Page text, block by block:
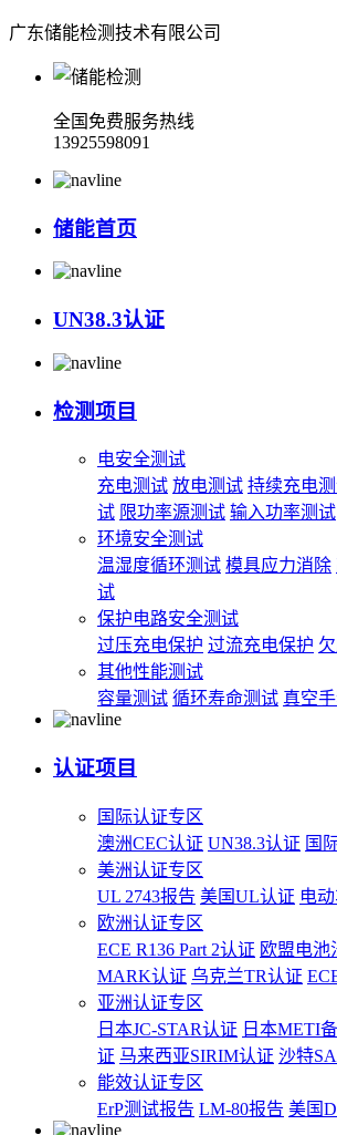
广东储能检测技术有限公司
全国免费服务热线
13925598091
储能首页
UN38.3认证
检测项目
电安全测试
充电测试 放电测试 持续充电
试 限功率源测试 输入功率测试
环境安全测试
温湿度循环测试 模具应力消除
试
保护电路安全测试
过压充电保护 过流充电保护
其他性能测试
容量测试 循环寿命测试 真空
认证项目
国际认证专区
澳洲CEC认证 UN38.3认证 国
美洲认证专区
UL 2743报告 美国UL认证 电
欧洲认证专区
ECE R136 Part 2认证 欧盟电池
MARK认证 乌克兰TR认证
亚洲认证专区
日本JC-STAR认证 日本METI
证 马来西亚SIRIM认证 沙特
能效认证专区
ErP测试报告 LM-80报告 美国